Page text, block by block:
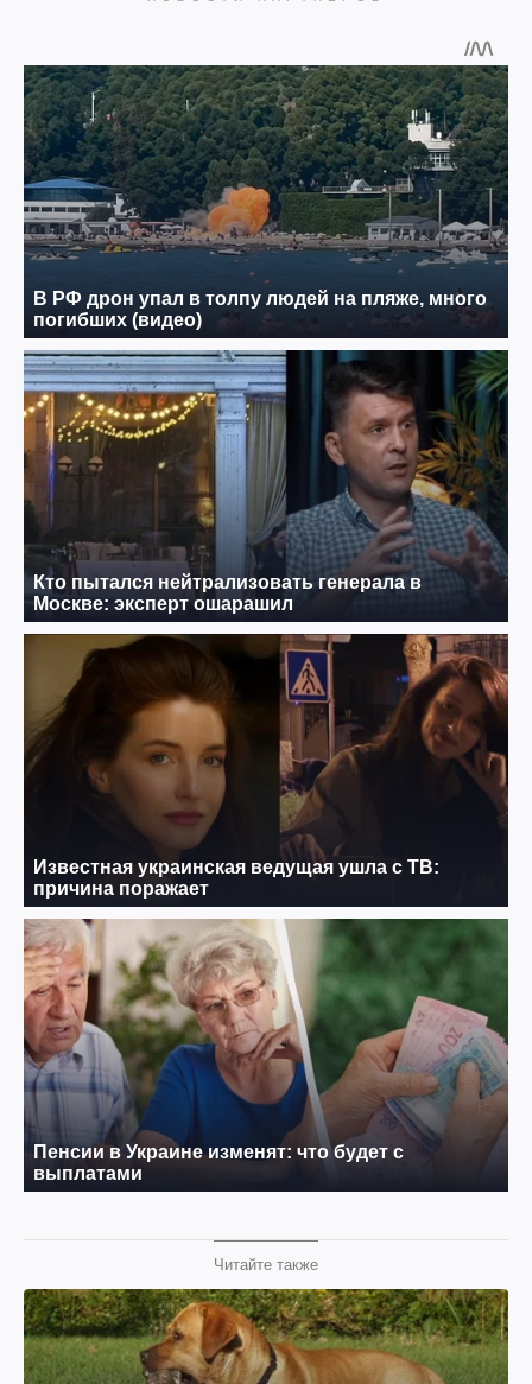
Читайте также